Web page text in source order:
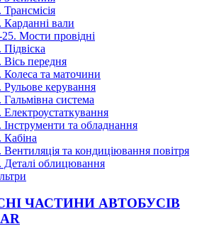
Трансмісія
Карданні вали
25. Мости провідні
Підвіска
Вісь передня
Колеса та маточини
Рульове керування
Гальмівна система
Електроустаткування
Інструменти та обладнання
Кабіна
Вентиляція та кондиціювання повітря
Деталі облицювання
ЧАСТИНИ АВТОБУСІВ